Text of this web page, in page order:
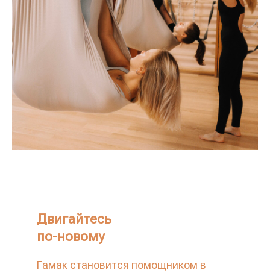
Двигайтесь
по-новому
Гамак становится помощником в